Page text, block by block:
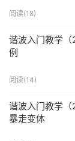
阅读(18)
谐波入门教学
例
阅读(14)
谐波入门教学
暴走变体